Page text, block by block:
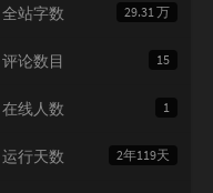
29.31 万
全站字数
15
评论数目
1
在线人数
2年119天
运行天数